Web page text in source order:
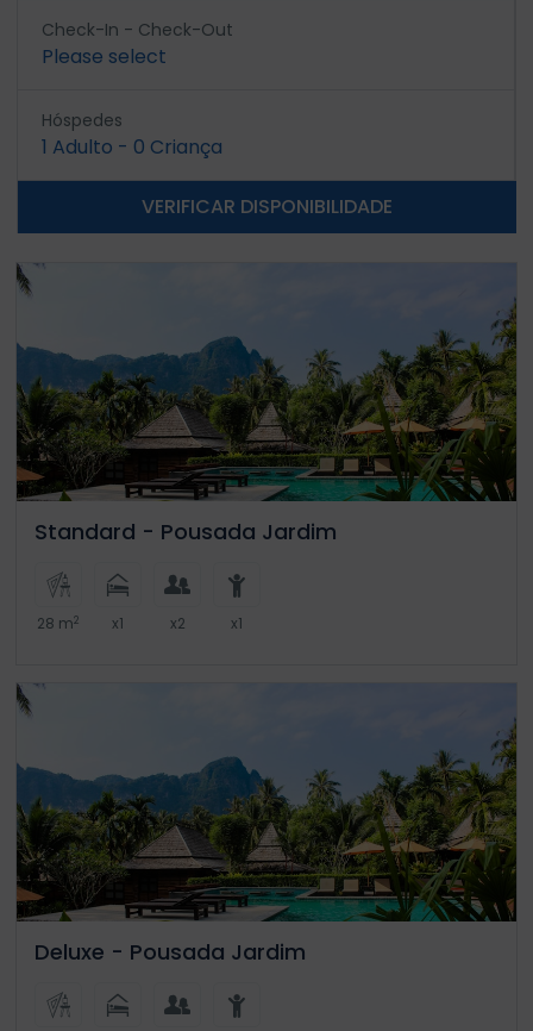
Check-In - Check-Out
Please select
Hóspedes
1 Adulto - 0 Criança
VERIFICAR DISPONIBILIDADE
Standard - Pousada Jardim
28 m2 x1 x2 x1
Deluxe - Pousada Jardim